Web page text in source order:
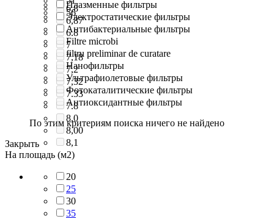
6,8
6,87
6.8
7
7,18
7,2
7,32
7.33
7.8
8,0
8,00
8,1
56
Плазменные фильтры
Электростатические фильтры
Антибактериальные фильтры
Filtre microbi
filtru preliminar de curatare
Нанофильтры
Ультрафиолетовые фильтры
Фотокаталитические фильтры
Антиоксидантные фильтры
По этим критериям поиска ничего не найдено
Закрыть
На площадь (м2)
20
25
30
35